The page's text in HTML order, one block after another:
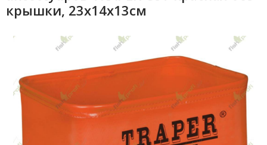
крышки, 23х14х13см